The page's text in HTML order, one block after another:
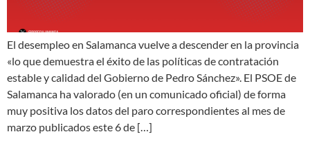
El desempleo en Salamanca vuelve a descender en la provincia
«lo que demuestra el éxito de las políticas de contratación
estable y calidad del Gobierno de Pedro Sánchez». El PSOE de
Salamanca ha valorado (en un comunicado oficial) de forma
muy positiva los datos del paro correspondientes al mes de
marzo publicados este 6 de […]